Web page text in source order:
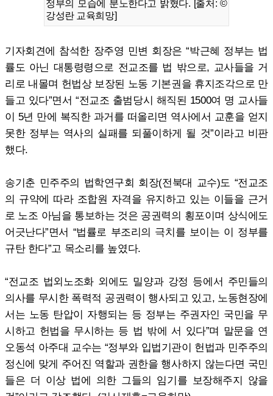
정부의 모습에 분노한다고 밝혔다. [출처: ©
강성란 교육희망]
기자회견에 참석한 장주영 민변 회장은 “박근혜 정부는 법
률도 아닌 대통령령으로 전교조를 법 밖으로, 교사들을 거
리로 내몰며 헌법상 보장된 노동 기본권을 휴지조각으로 만
들고 있다”면서 “전교조 출범당시 해직된 1500여 명 교사들
이 5년 만에 복직한 과거를 떠올리면 역사에서 교훈을 얻지
못한 정부는 역사의 실패를 되풀이하게 될 것”이라고 비판
했다.
송기춘 민주주의 법학연구회 회장(전북대 교수)도 “전교조
의 규약에 따라 조합원 자격을 유지하고 있는 이들을 근거
로 노조 아님을 통보하는 것은 공권력의 횡포이며 상식에도
어긋난다”면서 “법률로 부조리의 극치를 보이는 이 정부를
규탄 한다”고 목소리를 높였다.
“전교조 법외노조화 외에도 밀양과 강정 등에서 주민들의
의사를 무시한 폭력적 공권력이 행사되고 있고, 노동현장에
서는 노동 탄압이 자행되는 등 정부는 주권자인 국민을 무
시하고 헌법을 무시하는 등 법 밖에 서 있다”며 말문을 연
오동석 아주대 교수는 “정부와 입법기관이 헌법과 민주주의
정신에 맞게 주어진 역할과 권한을 행사하지 않는다면 국민
들은 더 이상 법에 의한 그들의 임기를 보장해주지 않을